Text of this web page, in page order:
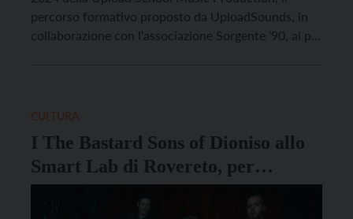
percorso formativo proposto da UploadSounds, in
collaborazione con l’associazione Sorgente ’90, ai più
I The Bastard Sons of Dioniso allo
Smart Lab di Rovereto, per
chiudere il percorso di Upload